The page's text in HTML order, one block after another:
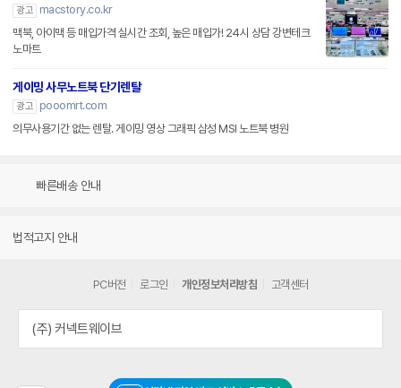
광고
macstory.co.kr
맥북, 아이맥 등 매입가격 실시간 조회, 높은 매입가! 24시 상담 강변테크
노마트
게이밍 사무노트북 단기렌탈
광고
pooomrt.com
의무사용기간 없는 렌탈. 게이밍 영상 그래픽 삼성 MSI 노트북 병원
빠른배송 안내
법적고지 안내
PC버전 로그인 개인정보처리방침 고객센터
(주) 커넥트웨이브